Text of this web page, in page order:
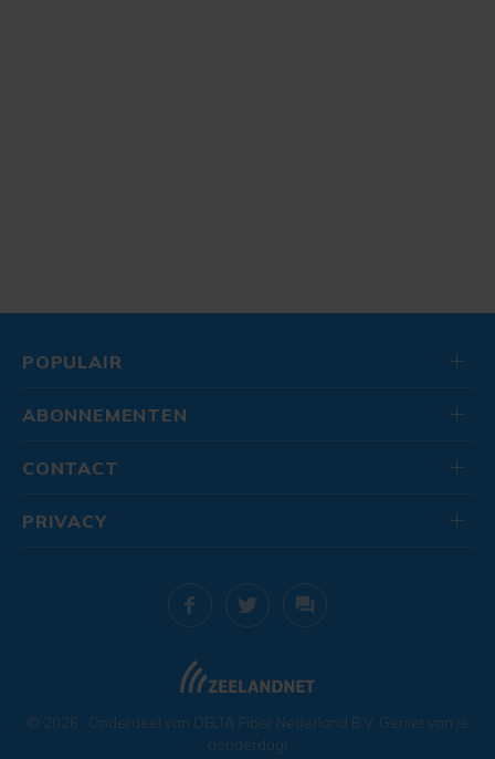
POPULAIR
ABONNEMENTEN
CONTACT
© 2026 . Onderdeel van DELTA Fiber Nederland B.V. Geniet van je
donderdag!
PRIVACY